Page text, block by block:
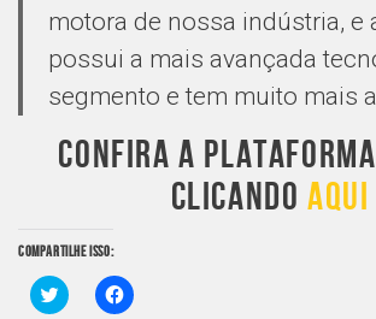
motora de nossa indústria, e
possui a mais avançada
segmento e tem muito mais
CONFIRA A
CLICANDO AQUI
COMPARTILHE ISSO:
Clique
para
Clique
para